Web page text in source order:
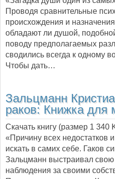
Проводя сравнительные
происхождения и
обладают ли душой,
поводу предполагаемых
сводились всегда к одному
Чтобы дать…
Зальцманн
раков: Книжка для
Скачать книгу (размер 1 340
«Причину всех недостатков
искать в самих себе. Гаков
Зальцманн выстраивал свою
наблюдения за своими